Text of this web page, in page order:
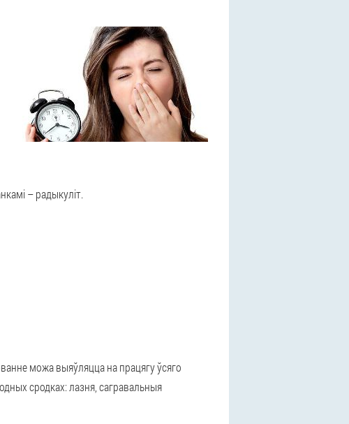
– радыкуліт.
можа выяўляцца на працягу ўсяго
сродках: лазня, сагравальныя